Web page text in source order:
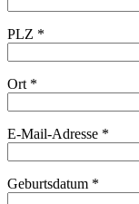
PLZ *
Ort *
E-Mail-Adresse *
Geburtsdatum *